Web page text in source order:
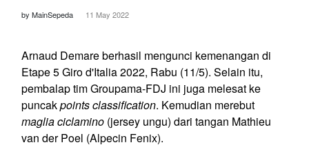
by MainSepeda 11 May 2022
Arnaud Demare berhasil mengunci kemenangan di
Etape 5 Giro d'Italia 2022, Rabu (11/5). Selain itu,
pembalap tim Groupama-FDJ ini juga melesat ke
puncakpoints classification. Kemudian merebut
maglia ciclamino (jersey ungu) dari tangan Mathieu
van der Poel (Alpecin Fenix).